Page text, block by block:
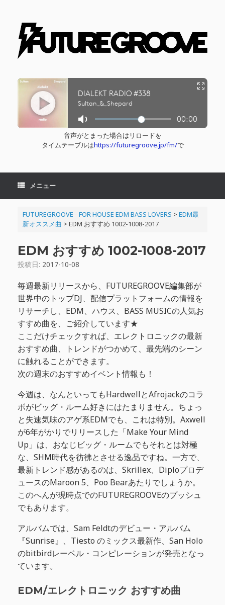
音声がとまった場合はリロードを
タイムテーブルはhttps://futuregroove.jp/fm/で
メニュー
FUTUREGROOVE - FOR HOUSE EDM BASS LOVERS > EDM最
新オススメ曲 > EDM おすすめ 1002-1008-2017
EDM おすすめ 1002-1008-2017
投稿日: 2017-10-08
毎週最新リリースから、FUTUREGROOVE編集部が
世界中のトップDJ、配信プラットフォームの情報を
リサーチし、EDM、ハウス、BASS MUSICの人気お
すすめ曲を、ご紹介しています★
ここだけチェックすれば、エレクトロニックの最新
おすすめ曲、トレンドがつかめて、最先端のシーン
に触れることができます。
次の週末のおすすめイベント情報も！
今週は、なんといってもHardwellとAfrojackのコラ
ボがビッグ・ルーム好きにはたまりません。ちょっ
と失速気味のアゲ系EDMでも、これは特別。Axwell
が6年がかりでリリースした「Make Your Mind
Up」は、おなじビッグ・ルームでもそれとは対極
な、SHM時代を彷彿とさせる逸品ですね。一方で、
最新トレンド感があるのは、Skrillex、Diploプロデ
ュースのMaroon 5、Poo Bearあたりでしょうか。
このへんが現時点でのFUTUREGROOVEのプッシュ
でもあります。
アルバムでは、Sam Feldtのデビュー・アルバム
『Sunrise』、Tiesto のミックス最新作、San Holo
のbitbirdレーベル・コンピレーションが発売となっ
ています。
EDM/エレクトロニック おすすめ曲